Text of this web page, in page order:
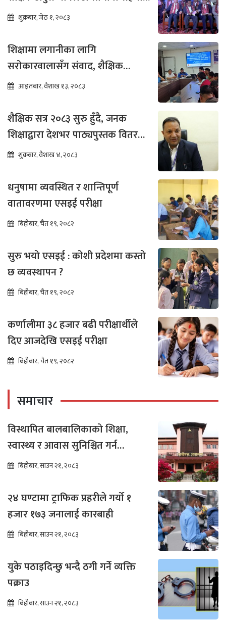
पुग्ने विश्वास
शुक्रबार, जेठ १, २०८३
शिक्षामा लगानीका लागि
सरोकारवालासँग संवाद, शैक्षिक
सुधारमा जोड
आइतबार, वैशाख १३, २०८३
शैक्षिक सत्र २०८३ सुरु हुँदै, जनक
शिक्षाद्वारा देशभर पाठ्यपुस्तक वितरण
तीव्रशुक्रबार, वैशाख ४, २०८३
धनुषामा व्यवस्थित र शान्तिपूर्ण
वातावरणमा एसइई परीक्षा
बिहीबार, चैत १९, २०८२
सुरु भयो एसइई : कोशी प्रदेशमा कस्तो
छ व्यवस्थापन ?
बिहीबार, चैत १९, २०८२
कर्णालीमा ३८ हजार बढी परीक्षार्थीले
दिए आजदेखि एसइई परीक्षा
बिहीबार, चैत १९, २०८२
समाचार
विस्थापित बालबालिकाको शिक्षा,
स्वास्थ्य र आवास सुनिश्चित गर्न
सर्वोच्चको अन्तरिम आदेश
बिहीबार, साउन २१, २०८३
२४ घण्टामा ट्राफिक प्रहरीले गर्यो १
हजार १७३ जनालाई कारबाही
बिहीबार, साउन २१, २०८३
युके पठाइदिन्छु भन्दै ठगी गर्ने व्यक्ति
पक्राउ
बिहीबार, साउन २१, २०८३